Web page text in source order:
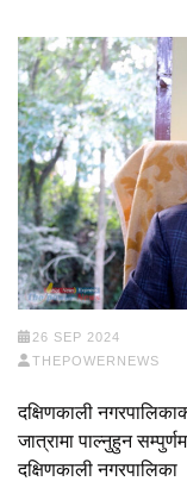
26 SEP 2024
THEPOWERNEWS
दक्षिणकाली
जात्रामा पाल्नुहुन
दक्षिणकाली नगरपालिका